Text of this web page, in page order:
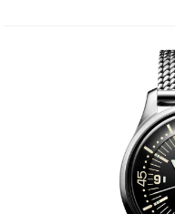
godzin, minut, sekund i daty.
Wodoszczelność na
profesjonalne użytkowanie
ikonicznego divera typu
Longines Legend Diver
wszechstronności.
w stylizacjach smart casual,
bransoleta mesh dodaje